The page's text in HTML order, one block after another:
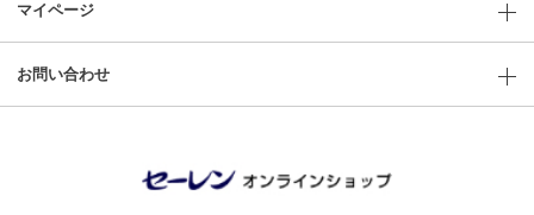
マイページ
お問い合わせ